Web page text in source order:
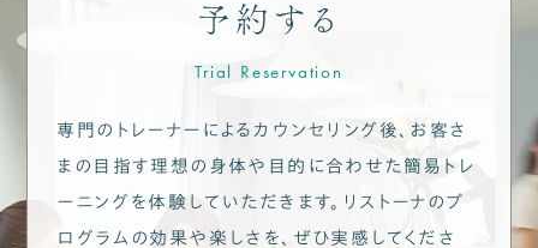
予約する
Trial Reservation
専門のトレーナーによるカウンセリング後、お客さ
まの目指す理想の身体や目的に合わせた 簡易トレ
ーニングを体験していただきます。 リストーナのプ
ログラムの効果や楽しさを、ぜひ実感してくださ